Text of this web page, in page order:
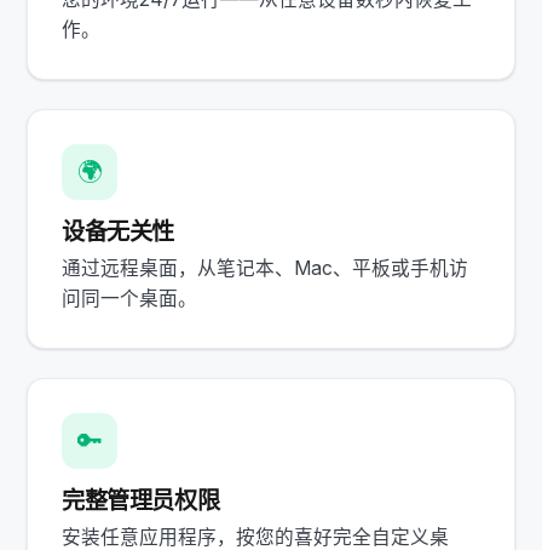
作。
🌍
设备无关性
通过远程桌面，从笔记本、Mac、平板或手机访
问同一个桌面。
🔑
完整管理员权限
安装任意应用程序，按您的喜好完全自定义桌